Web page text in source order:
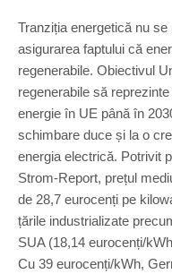
Tranziția energetică nu
asigurarea faptului că
regenerabile. Obiectivul
regenerabile să
energie în UE până în
schimbare duce și la o
energia electrică. Potrivit
Strom-Report, prețul
de 28,7 eurocenți pe
țările industrializate
SUA (18,14 eurocenți/
Cu 39 eurocenți/kWh,